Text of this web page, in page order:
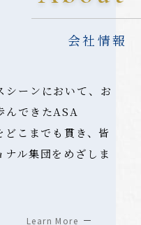
会社情報
シーンにおいて、お
んできたASA
こまでも貫き、皆
ル集団をめざしま
Learn More